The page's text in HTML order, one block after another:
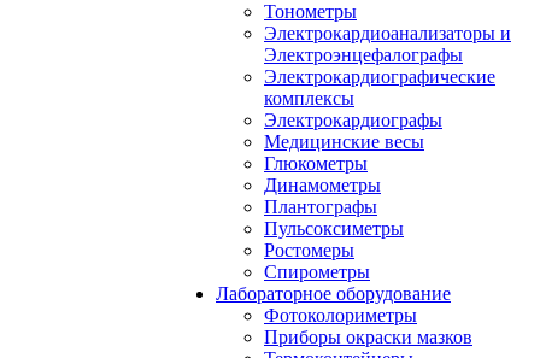
Тонометры
Электрокардиоанализаторы и
Электроэнцефалографы
Электрокардиографические
комплексы
Электрокардиографы
Медицинские весы
Глюкометры
Динамометры
Плантографы
Пульсоксиметры
Ростомеры
Спирометры
Лабораторное оборудование
Фотоколориметры
Приборы окраски мазков